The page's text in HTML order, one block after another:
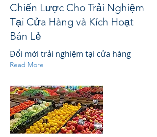
Chiến Lược Cho Trải Nghiệm
Tại Cửa Hàng và Kích Hoạt
Bán Lẻ
Đổi mới trải nghiệm tại cửa hàng
Read More